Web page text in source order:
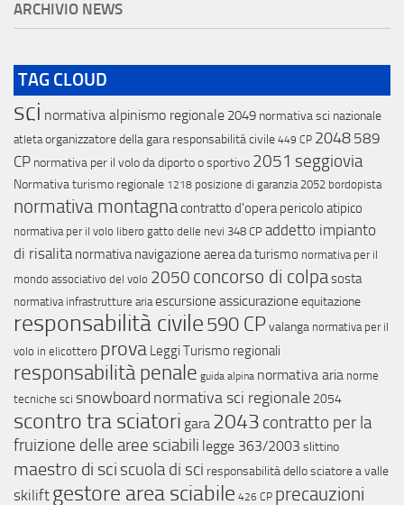
ARCHIVIO NEWS
TAG CLOUD
sci normativa alpinismo regionale 2049 normativa sci nazionale
atleta organizzatore della gara responsabilitá civile 449 CP 2048 589
CP normativa per il volo da diporto o sportivo 2051 seggiovia
Normativa turismo regionale 1218 posizione di garanzia 2052 bordopista
normativa montagnacontratto d'opera pericolo atipico
normativa per il volo libero gatto delle nevi 348 CP addetto impianto
di risalita normativa navigazione aerea da turismo normativa per il
mondo associativo del volo 2050 concorso di colpasosta
normativa infrastrutture aria escursione assicurazioneequitazione
responsabilità civile590 CPvalanga normativa per il
volo in elicottero prova Leggi Turismo regionali
responsabilità penale guida alpina normativa aria norme
tecniche sci snowboard normativa sci regionale 2054
scontro tra sciatori gara 2043 contratto per la
fruizione delle aree sciabili legge 363/2003 slittino
maestro di sci scuola di sci responsabilità dello sciatore a valle
skilift gestore area sciabile 426 CP precauzioni